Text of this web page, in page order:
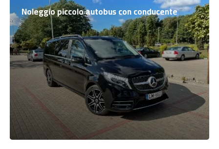
Noleggio piccolo autobus con conducente